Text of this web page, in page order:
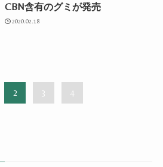
CBN含有のグミが発売
2020.02.18
2 3 4